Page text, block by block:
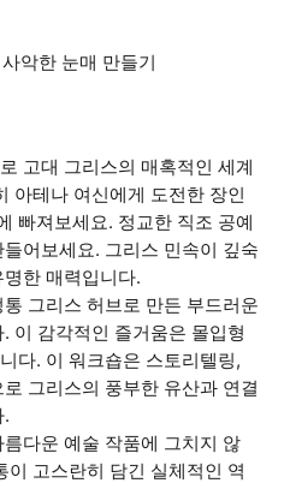
악한 눈매 만들기
고대 그리스의 매혹적인 세계
아테나 여신에게 도전한 장인
빠져보세요. 정교한 직조 공예
어보세요. 그리스 민속이 깊숙
한 매력입니다.
그리스 허브로 만든 부드러운
이 감각적인 즐거움은 몰입형
다. 이 워크숍은 스토리텔링,
그리스의 풍부한 유산과 연결
다운 예술 작품에 그치지 않
고스란히 담긴 실체적인 역